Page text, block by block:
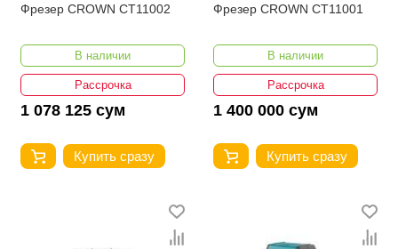
Фрезер CROWN CT11002
В наличии
Рассрочка
1 078 125 сум
Купить сразу
Фрезер CROWN CT11001
В наличии
Рассрочка
1 400 000 сум
Купить сразу